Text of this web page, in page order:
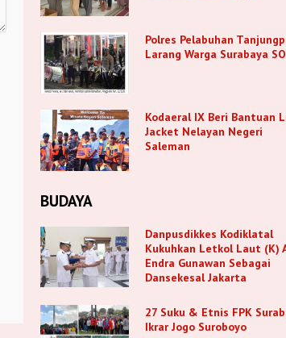
Polres Pelabuhan
Larang Warga Surabaya
Kodaeral IX Beri Bantuan
Jacket Nelayan Negeri
Saleman
BUDAYA
Danpusdikkes Kodiklatal
Kukuhkan Letkol Laut (K)
Endra Gunawan Sebagai
Dansekesal Jakarta
27 Suku & Etnis FPK
Ikrar Jogo Suroboyo